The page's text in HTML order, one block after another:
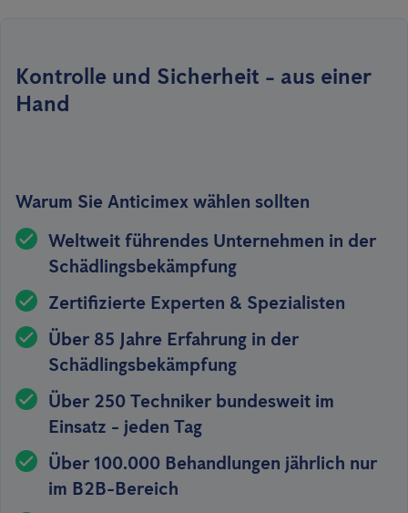
Kontrolle und Sicherheit - aus einer
Hand
Warum Sie Anticimex wählen sollten
Weltweit führendes Unternehmen in der
Schädlingsbekämpfung
Zertifizierte Experten & Spezialisten
Über 85 Jahre Erfahrung in der
Schädlingsbekämpfung
Über 250 Techniker bundesweit im
Einsatz - jeden Tag
Über 100.000 Behandlungen jährlich nur
im B2B-Bereich